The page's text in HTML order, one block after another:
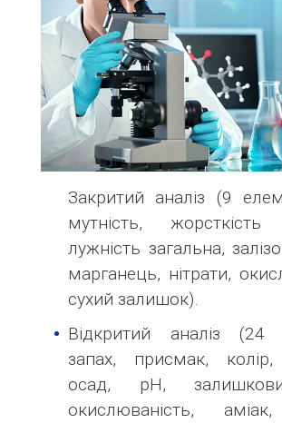
Закритий аналіз (9
мутність, жорсткість
лужність загальна,
марганець, нітрати,
сухий залишок).
Відкритий аналіз (24
запах, присмак, колір,
осад, рН,
окислюваність,